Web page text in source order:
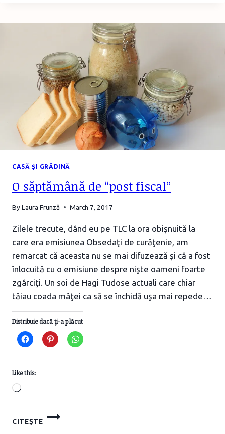
PENTRU
PROASPETELE
MAME
CASĂ ȘI GRĂDINĂ
O săptămână de “post fiscal”
ByLaura Frunză March 7, 2017
Zilele trecute, dând eu pe TLC la ora obişnuită la
care era emisiunea Obsedaţi de curăţenie, am
remarcat că aceasta nu se mai difuzează şi că a fost
înlocuită cu o emisiune despre nişte oameni foarte
zgârciţi. Un soi de Hagi Tudose actuali care chiar
tăiau coada mâţei ca să se închidă uşa mai repede…
Distribuie dacă ţi-a plăcut
Like this:
Loading…
CITEȘTE
O
SĂPTĂMÂNĂ